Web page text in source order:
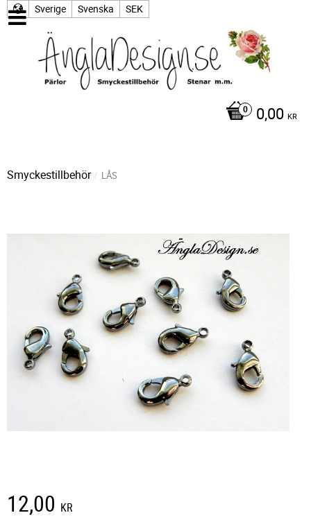
Sverige Svenska SEK
0,00 KR
Smyckestillbehör LÅS
12,00 KR